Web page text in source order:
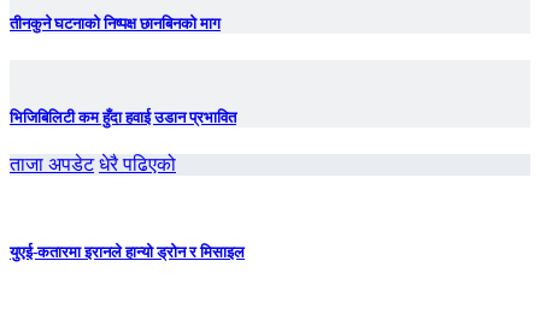
तीनकुने घटनाकाे निष्पक्ष छानबिनकाे माग
भिजिबिलिटी कम हुँदा हवाई उडान प्रभावित
ताजा अपडेट धेरै पढिएको
युएई-कतारमा इरानले हान्यो ड्रोन र मिसाइल